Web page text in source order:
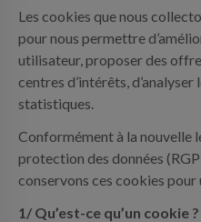
Les cookies que nous
pour nous permettre
utilisateur, proposer des
centres d’intérêts,
statistiques.
Conformément à la nouvelle
protection des données
conservons ces cookies pour
1/ Qu’est-ce qu’un cookie ?